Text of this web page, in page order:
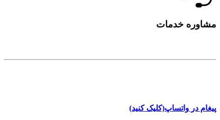
مشاوره خدمات
پیغام در واتساپ(کلیک کنید)